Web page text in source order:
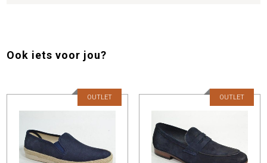
Ook iets voor jou?
OUTLET OUTLET